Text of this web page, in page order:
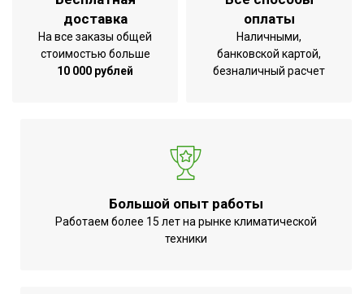
Вариант размещения
Горизонтальное
Набор крепежных
элементов в
Настенная
Область применения
Универсальное
оборудование
Сталь
доставка
На все заказы общей
стоимостью больше
10 000 рублей
оплаты
Наличными,
банковской картой,
безналичный расчет
Большой опыт работы
Работаем более 15 лет на рынке климатической
техники